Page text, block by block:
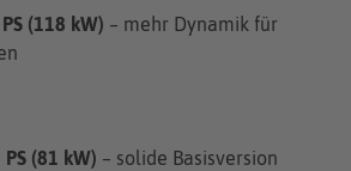
(118 kW) – mehr Dynamik für
PS (81 kW) – solide Basisversion